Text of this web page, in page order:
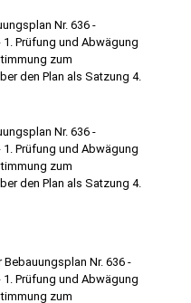
Nr. 636 -
Prüfung und Abwägung
zum
den Plan als Satzung 4.
Nr. 636 -
Prüfung und Abwägung
zum
den Plan als Satzung 4.
Nr. 636 -
Prüfung und Abwägung
zum